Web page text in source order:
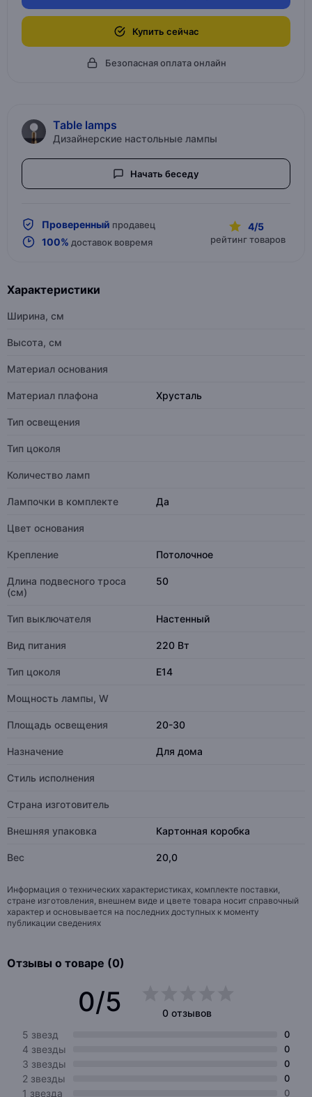
Купить сейчас
Безопасная оплата онлайн
Table lamps
Дизайнерские настольные лампы
Начать беседу
Проверенный продавец
100% доставок вовремя
4/5
рейтинг товаров
Характеристики
Ширина, см
Высота, см
Материал основания
Материал плафона Хрусталь
Тип освещения
Тип цоколя
Количество ламп
Лампочки в комплекте Да
Цвет основания
Крепление Потолочное
Длина подвесного троса
(см)
50
Тип выключателя Настенный
Вид питания 220 Вт
Тип цоколя E14
Мощность лампы, W
Площадь освещения 20-30
Назначение Для дома
Стиль исполнения
Страна изготовитель
Внешняя упаковка Картонная коробка
Вес 20,0
Информация о технических характеристиках, комплекте поставки,
стране изготовления, внешнем виде и цвете товара носит справочный
характер и основывается на последних доступных к моменту
публикации сведениях
Отзывы о товаре (0)
0/5
0 отзывов
5 звезд
0
4 звезды 0
3 звезды 0
2 звезды 0
1 звезда 0